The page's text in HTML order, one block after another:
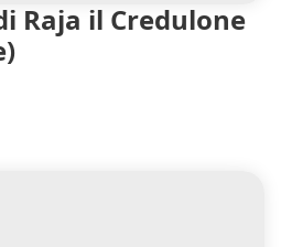
Raja il Credulone